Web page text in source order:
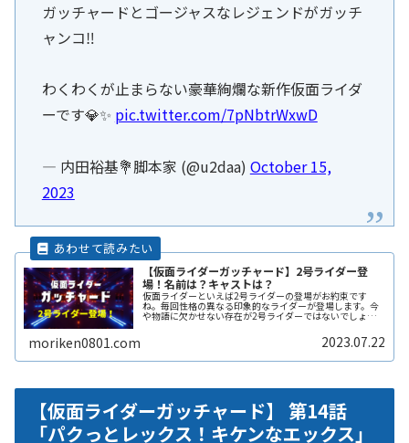
ガッチャードとゴージャスなレジェンドがガッチ
ャンコ‼️
わくわくが止まらない豪華絢爛な新作仮面ライダ
ーです💎✨ pic.twitter.com/7pNbtrWxwD
— 内田裕基💐脚本家 (@u2daa) October 15,
2023
【仮面ライダーガッチャード】2号ライダー登
場！名前は？キャストは？
仮面ライダーといえば2号ライダーの登場がお約束です
ね。毎回性格の異なる印象的なライダーが登場します。今
や物語に欠かせない存在が2号ライダーではないでしょう
イダーについて名前や演じるキャストReadMore...
moriken0801.com 2023.07.22
【仮面ライダーガッチャード】 第14話
「パクっとレックス！キケンなエックス」